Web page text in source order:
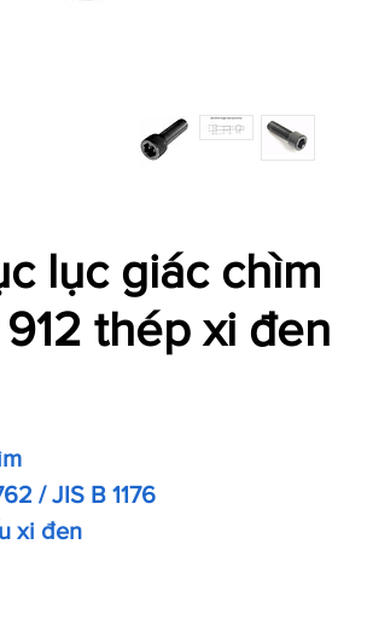
lục giác chìm
thép xi đen
/ JIS B 1176
xi đen